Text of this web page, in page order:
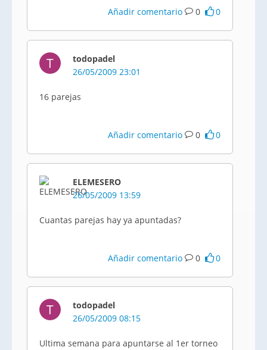
Añadir comentario 0 0
T
todopadel
26/05/2009 23:01
16 parejas
Añadir comentario 0 0
ELEMESERO
26/05/2009 13:59
Cuantas parejas hay ya apuntadas?
Añadir comentario 0 0
T
todopadel
26/05/2009 08:15
Ultima semana para apuntarse al 1er torneo